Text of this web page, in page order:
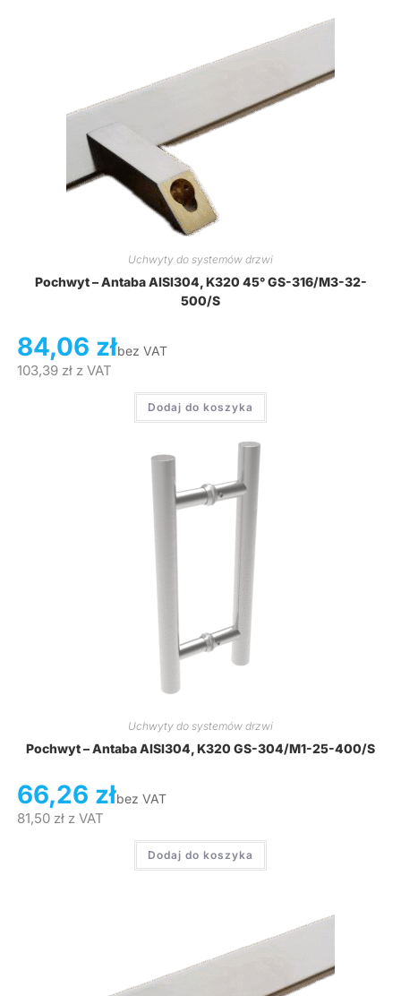
Uchwyty do systemów drzwi
Pochwyt – Antaba AISI304, K320 45° GS-316/M3-32-
500/S
84,06 złbez VAT
103,39 złz VAT
Dodaj do koszyka
Uchwyty do systemów drzwi
Pochwyt – Antaba AISI304, K320 GS-304/M1-25-400/S
66,26 złbez VAT
81,50 złz VAT
Dodaj do koszyka